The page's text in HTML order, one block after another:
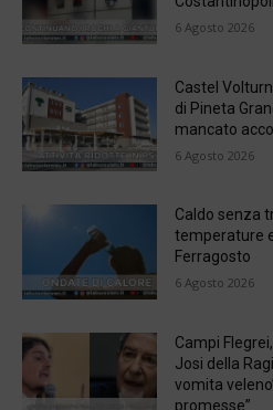
6 Agosto 2026
Castel
di Pineta
mancato
6 Agosto 2026
Caldo senza
temperature
Ferragosto
6 Agosto 2026
Campi
Josi della
vomita
promesse”